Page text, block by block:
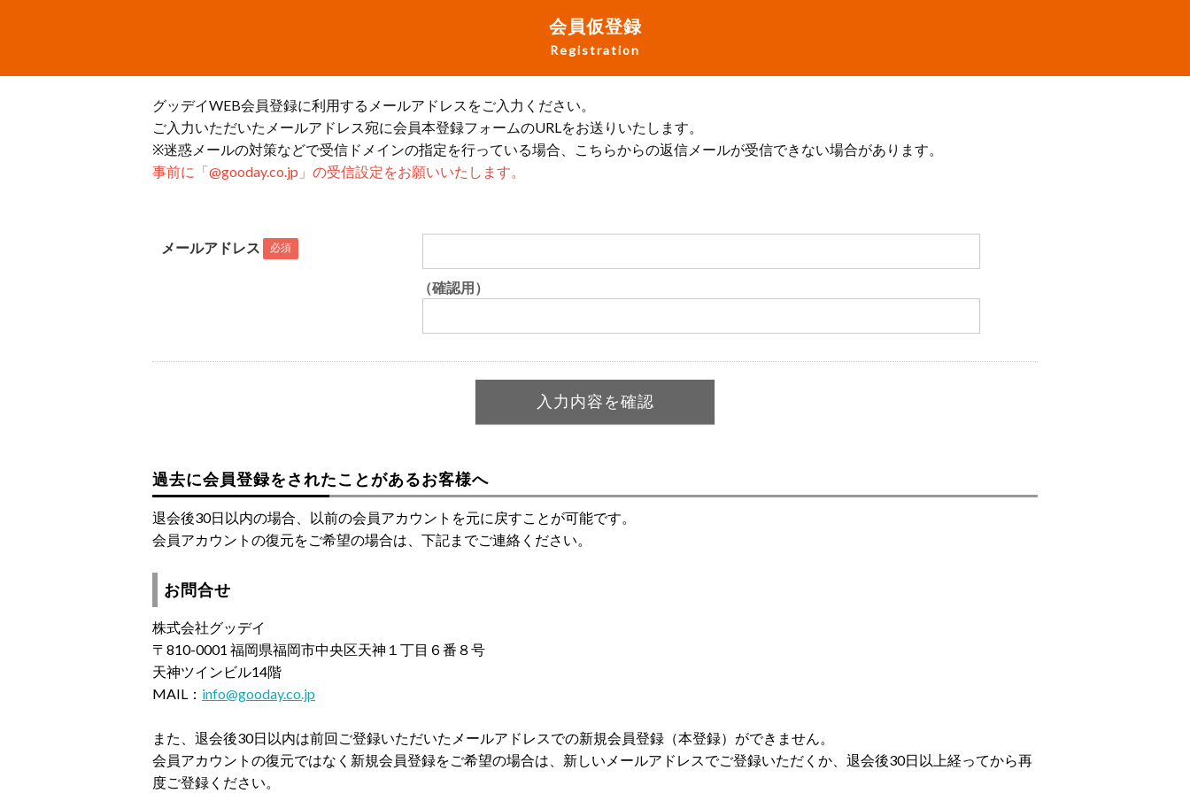
会員仮登録
Registration
グッデイWEB会員登録に利用するメールアドレスをご入力ください。
ご入力いただいたメールアドレス宛に会員本登録フォームのURLをお送りいたします。
※迷惑メールの対策などで受信ドメインの指定を行っている場合、こちらからの返信メールが受信できない場合があります。
事前に「@gooday.co.jp」の受信設定をお願いいたします。
メールアドレス 必須
（確認用）
過去に会員登録をされたことがあるお客様へ
退会後30日以内の場合、以前の会員アカウントを元に戻すことが可能です。
会員アカウントの復元をご希望の場合は、下記までご連絡ください。
お問合せ
株式会社グッデイ
〒810-0001 福岡県福岡市中央区天神１丁目６番８号
天神ツインビル14階
MAIL： info@gooday.co.jp
また、退会後30日以内は前回ご登録いただいたメールアドレスでの新規会員登録（本登録）ができません。
会員アカウントの復元ではなく新規会員登録をご希望の場合は、新しいメールアドレスでご登録いただくか、退会後30日以上経ってから再
度ご登録ください。